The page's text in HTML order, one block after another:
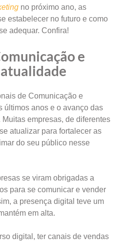
no próximo ano, as
estabelecer no futuro e como
adequar. Confira!
e
de Comunicação e
últimos anos e o avanço das
Muitas empresas, de diferentes
atualizar para fortalecer as
do seu público nesse
se viram obrigadas a
para se comunicar e vender
a presença digital teve um
em alta.
digital, ter canais de vendas